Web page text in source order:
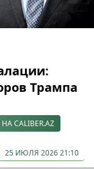
Трампа
CALIBER.AZ
25 ИЮЛЯ 2026 21:10